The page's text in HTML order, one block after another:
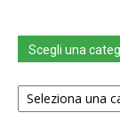
Scegli una
Scegli
una